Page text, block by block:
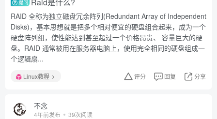
提问
RAID 全称为独立磁盘冗余阵列(Redundant Array of Independent
Disks)，基本思想就是把多个相对便宜的硬盘组合起来，成为一个
硬盘阵列组，使性能达到甚至超过一个价格昂贵、 容量巨大的硬
盘。RAID 通常被用在服务器电脑上，使用完全相同的硬盘组成一
个逻辑扇...
Linux教程 评分 回复 分享
不念
4年前发布 39次阅读